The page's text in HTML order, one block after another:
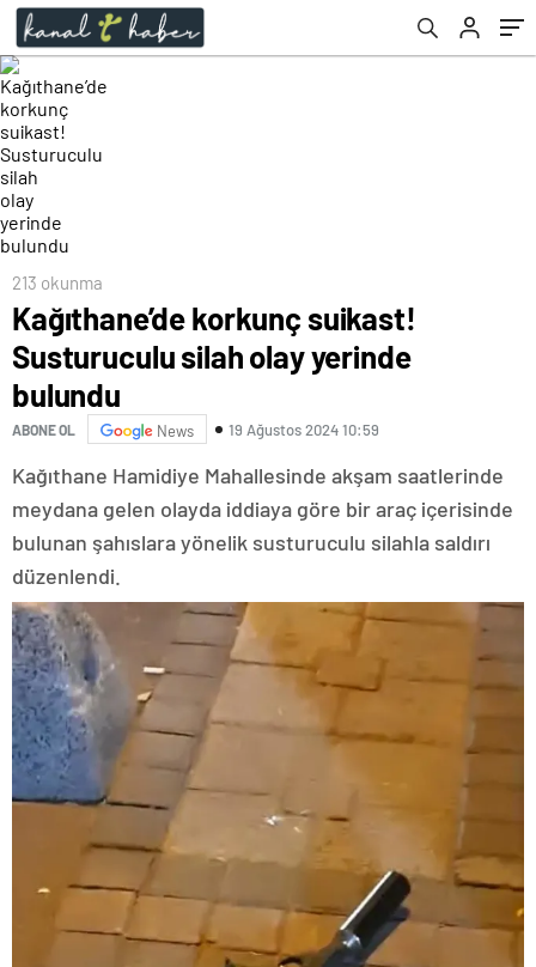
213 okunma
Kağıthane’de korkunç suikast!
Susturuculu silah olay yerinde
bulundu
ABONE OL News 19 Ağustos 2024 10:59
Kağıthane Hamidiye Mahallesinde akşam saatlerinde
meydana gelen olayda iddiaya göre bir araç içerisinde
bulunan şahıslara yönelik susturuculu silahla saldırı
düzenlendi.